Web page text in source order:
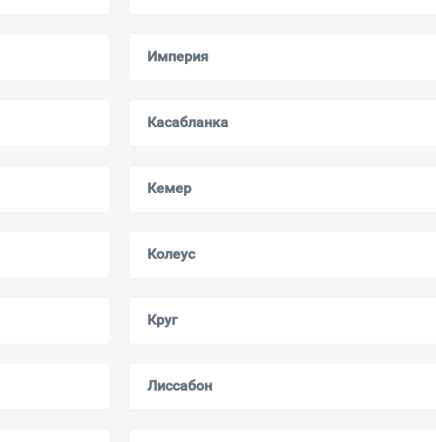
Империя
Касабланка
Кемер
Колеус
Круг
Лиссабон